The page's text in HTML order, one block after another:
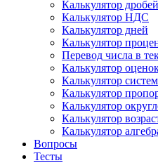
Калькулятор дробей
Калькулятор НДС
Калькулятор дней
Калькулятор
Перевод числа в
Калькулятор
Калькулятор
Калькулятор
Калькулятор
Калькулятор
Калькулятор
Вопросы
Тесты